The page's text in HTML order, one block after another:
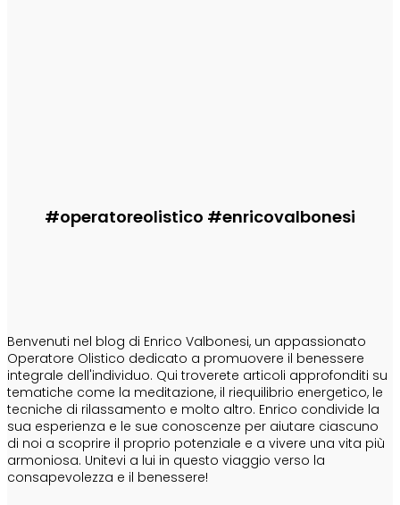
#operatoreolistico #enricovalbonesi
Benvenuti nel blog di Enrico Valbonesi, un appassionato
Operatore Olistico dedicato a promuovere il benessere
integrale dell'individuo. Qui troverete articoli approfonditi su
tematiche come la meditazione, il riequilibrio energetico, le
tecniche di rilassamento e molto altro. Enrico condivide la
sua esperienza e le sue conoscenze per aiutare ciascuno
di noi a scoprire il proprio potenziale e a vivere una vita più
armoniosa. Unitevi a lui in questo viaggio verso la
consapevolezza e il benessere!